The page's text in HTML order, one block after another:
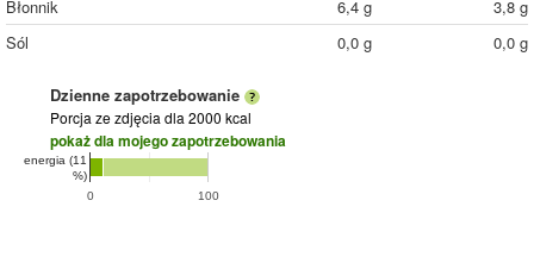
Błonnik
6,4 g
3,8 g
Sól
0,0 g 0,0 g
Dzienne zapotrzebowanie
Porcja ze zdjęcia dla 2000 kcal
pokaż dla mojego zapotrzebowania
0 100
energia (11
%)